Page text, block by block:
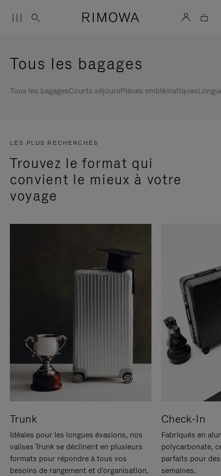
Tous les bagages
Tous les bagagesCourts séjoursPièces emblématiques
LES PLUS RECHERCHÉS
Trouvez le format qui
convient le mieux à votre
voyage
Trunk
Idéales pour les longues évasions, nos
valises Trunk se déclinent en plusieurs
formats pour répondre à tous vos
besoins de rangement et d'organisation.
Check-In
Fabriqués en
polycarbonate,
parfaits pour
semaines.